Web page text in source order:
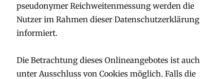
pseudonymer Reichweitenmessung werden die
Nutzer im Rahmen dieser Datenschutzerklärung
informiert.
Die Betrachtung dieses Onlineangebotes ist auch
unter Ausschluss von Cookies möglich. Falls die